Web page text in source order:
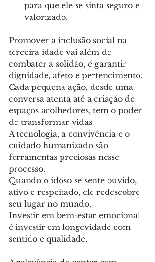
para que ele se sinta seguro e
valorizado.
Promover a inclusão social na
terceira idade vai além de
combater a solidão, é garantir
dignidade, afeto e pertencimento.
Cada pequena ação, desde uma
conversa atenta até a criação de
espaços acolhedores, tem o poder
de transformar vidas.
A tecnologia, a convivência e o
cuidado humanizado são
ferramentas preciosas nesse
processo.
Quando o idoso se sente ouvido,
ativo e respeitado, ele redescobre
seu lugar no mundo.
Investir em bem-estar emocional
é investir em longevidade com
sentido e qualidade.